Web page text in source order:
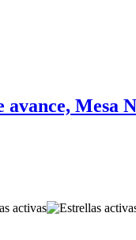
Mesa